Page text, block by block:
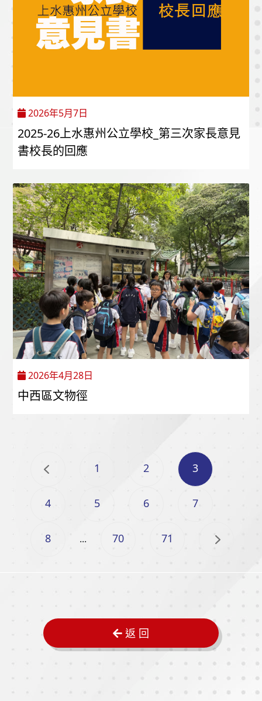
2026年5月7日
2025-26上水惠州公立學校_第三次家長意見
書校長的回應
2026年4月28日
中西區文物徑
1 2 3
4 5 6 7
8 ... 70 71
返 回